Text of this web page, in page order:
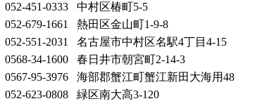
052-451-0333
中村区椿町5-5
052-679-1661
熱田区金山町1-9-8
052-551-2031
名古屋市中村区名駅4丁目4-15
0568-34-1600
春日井市朝宮町2-14-3
0567-95-3976
海部郡蟹江町蟹江新田大海用48
052-623-0808
緑区南大高3-120